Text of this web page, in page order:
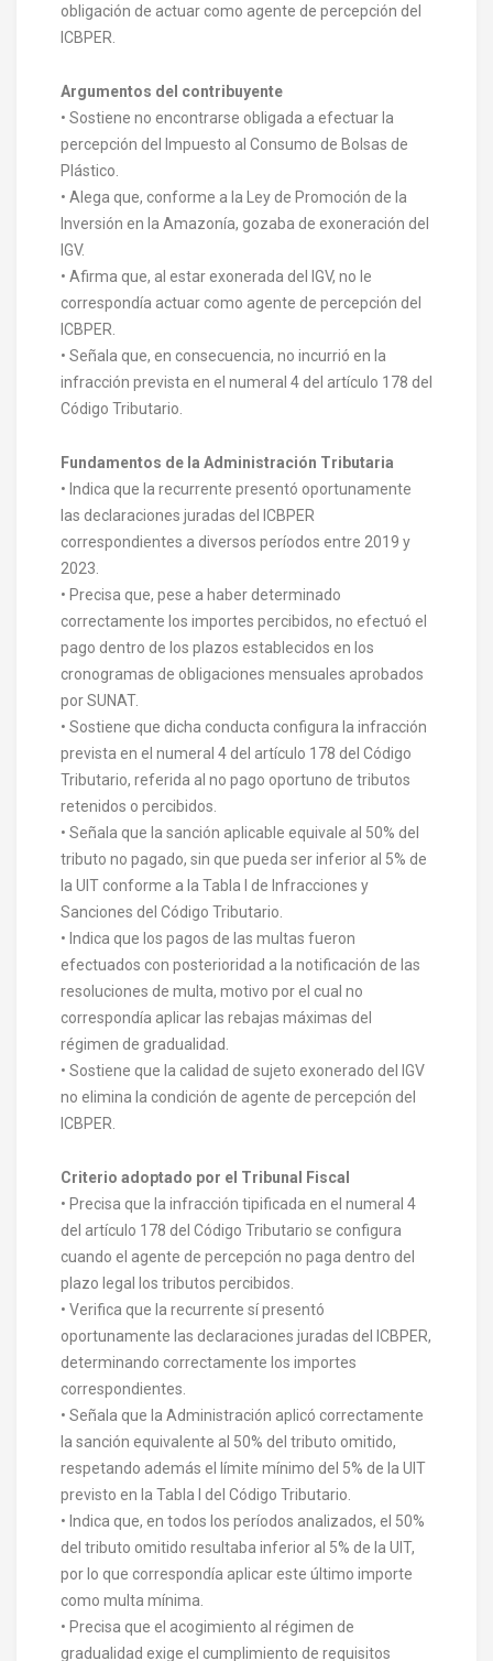
obligación de actuar como agente de percepción del
ICBPER.
Argumentos del contribuyente
• Sostiene no encontrarse obligada a efectuar la
percepción del Impuesto al Consumo de Bolsas de
Plástico.
• Alega que, conforme a la Ley de Promoción de la
Inversión en la Amazonía, gozaba de exoneración del
IGV.
• Afirma que, al estar exonerada del IGV, no le
correspondía actuar como agente de percepción del
ICBPER.
• Señala que, en consecuencia, no incurrió en la
infracción prevista en el numeral 4 del artículo 178 del
Código Tributario.
Fundamentos de la Administración Tributaria
• Indica que la recurrente presentó oportunamente
las declaraciones juradas del ICBPER
correspondientes a diversos períodos entre 2019 y
2023.
• Precisa que, pese a haber determinado
correctamente los importes percibidos, no efectuó el
pago dentro de los plazos establecidos en los
cronogramas de obligaciones mensuales aprobados
por SUNAT.
• Sostiene que dicha conducta configura la infracción
prevista en el numeral 4 del artículo 178 del Código
Tributario, referida al no pago oportuno de tributos
retenidos o percibidos.
• Señala que la sanción aplicable equivale al 50% del
tributo no pagado, sin que pueda ser inferior al 5% de
la UIT conforme a la Tabla I de Infracciones y
Sanciones del Código Tributario.
• Indica que los pagos de las multas fueron
efectuados con posterioridad a la notificación de las
resoluciones de multa, motivo por el cual no
correspondía aplicar las rebajas máximas del
régimen de gradualidad.
• Sostiene que la calidad de sujeto exonerado del IGV
no elimina la condición de agente de percepción del
ICBPER.
Criterio adoptado por el Tribunal Fiscal
• Precisa que la infracción tipificada en el numeral 4
del artículo 178 del Código Tributario se configura
cuando el agente de percepción no paga dentro del
plazo legal los tributos percibidos.
• Verifica que la recurrente sí presentó
oportunamente las declaraciones juradas del ICBPER,
determinando correctamente los importes
correspondientes.
• Señala que la Administración aplicó correctamente
la sanción equivalente al 50% del tributo omitido,
respetando además el límite mínimo del 5% de la UIT
previsto en la Tabla I del Código Tributario.
• Indica que, en todos los períodos analizados, el 50%
del tributo omitido resultaba inferior al 5% de la UIT,
por lo que correspondía aplicar este último importe
como multa mínima.
• Precisa que el acogimiento al régimen de
gradualidad exige el cumplimiento de requisitos